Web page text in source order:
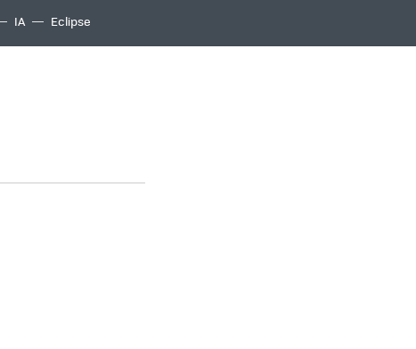
IA Eclipse